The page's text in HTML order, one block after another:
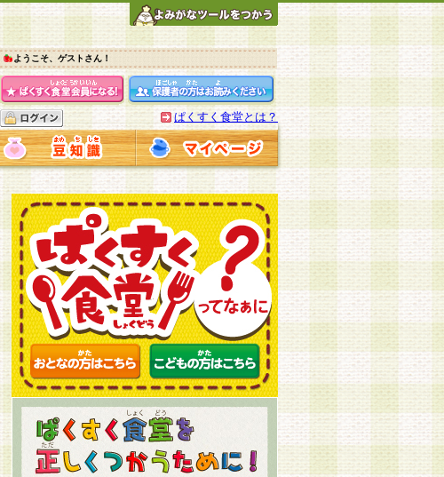
ようこそ、ゲストさん！
ぱくすく食堂とは？